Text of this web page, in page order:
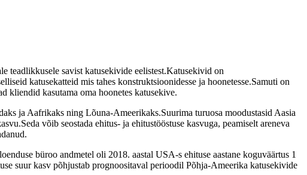
teadlikkusele savist katusekivide eelistest.Katusekivid on
katusekatteid mis tahes konstruktsioonidesse ja hoonetesse.Samuti on
kliendid kasutama oma hoonetes katusekive.
ja Aafrikaks ning Lõuna-Ameerikaks.Suurima turuosa moodustasid Aasia
võib seostada ehitus- ja ehitustööstuse kasvuga, peamiselt areneva
büroo andmetel oli 2018. aastal USA-s ehituse aastane koguväärtus 1
suur kasv põhjustab prognoositaval perioodil Põhja-Ameerika katusekivide